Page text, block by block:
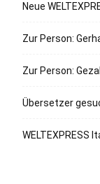
Neue
Zur Person:
Zur Person:
Übersetzer
WELTEXPRESS